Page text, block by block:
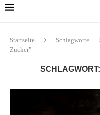
Startseite Schlagworte
Zucker"
SCHLAGWORT: